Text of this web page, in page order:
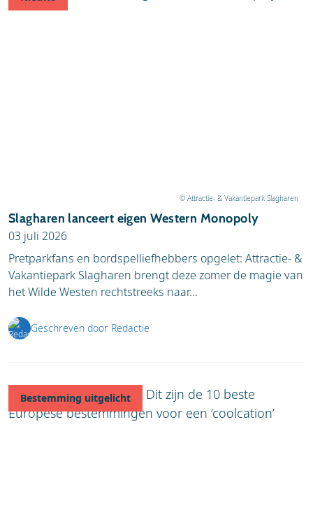
© Attractie- & Vakantiepark Slagharen
Slagharen lanceert eigen Western Monopoly
03 juli 2026
Pretparkfans en bordspelliefhebbers opgelet: Attractie- &
Vakantiepark Slagharen brengt deze zomer de magie van
het Wilde Westen rechtstreeks naar...
Geschreven door Redactie
Bestemming uitgelicht